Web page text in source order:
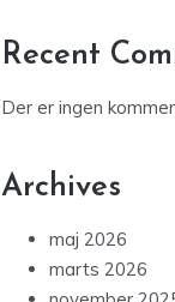
Recent
Der er ingen
Archives
maj 2026
marts 2026